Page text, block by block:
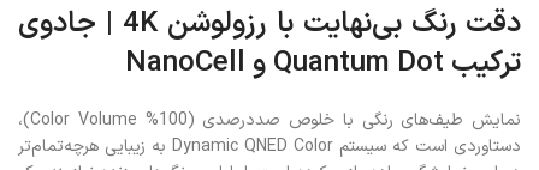
دقت رنگ بی‌نهایت با رزولوشن 4K | جادوی
ترکیب Quantum Dot و NanoCell
نمایش طیف‌های رنگی با خلوص صددرصدی (100% Color Volume)،
دستاوردی است که سیستم Dynamic QNED Color به زیبایی هرچه‌تمام‌تر